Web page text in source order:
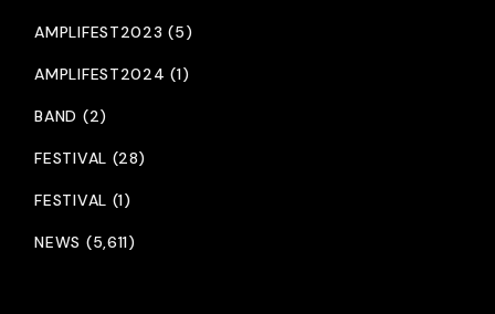
AMPLIFEST2023 (5)
AMPLIFEST2024 (1)
BAND (2)
FESTIVAL (28)
FESTIVAL (1)
NEWS (5,611)